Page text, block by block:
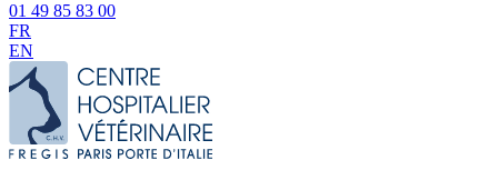
01 49 85 83 00
FR
EN